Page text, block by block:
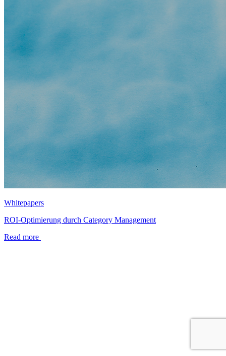
Whitepapers
ROI-Optimierung durch Category Management
Read more